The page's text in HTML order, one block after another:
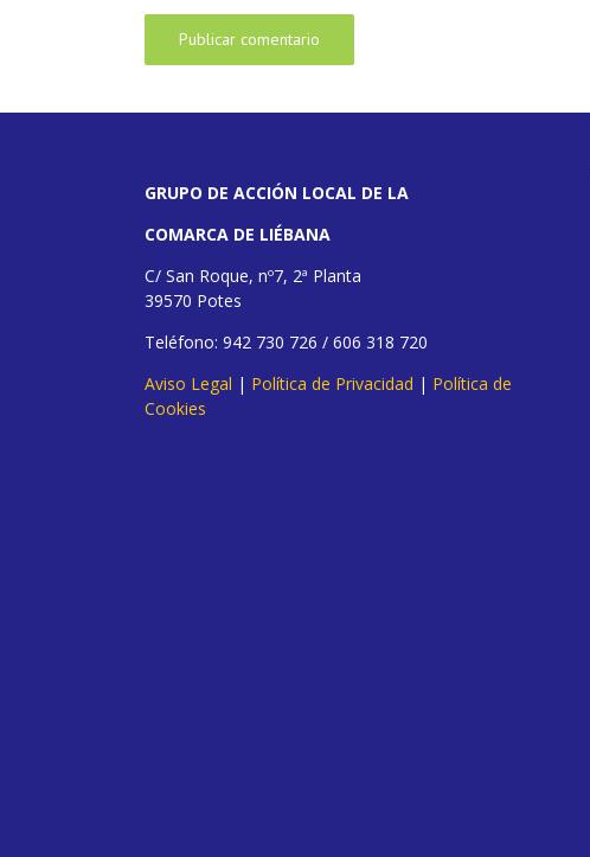
GRUPO DE ACCIÓN LOCAL DE LA
COMARCA DE LIÉBANA
C/ San Roque, nº7, 2ª Planta
39570 Potes
Teléfono: 942 730 726 / 606 318 720
Aviso Legal | Política de Privacidad | Política de
Cookies